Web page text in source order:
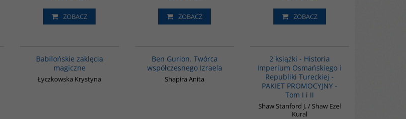
ZOBACZ ZOBACZ ZOBACZ
Babilońskie zaklęcia
magiczne
Łyczkowska Krystyna
Ben Gurion. Twórca
współczesnego Izraela
Shapira Anita
2 książki - Historia
Imperium Osmańskiego i
Republiki Tureckiej -
PAKIET PROMOCYJNY -
Tom I i II
Shaw Stanford J. / Shaw Ezel
Kural